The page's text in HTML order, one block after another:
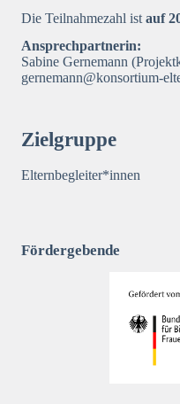
Die Teilnahmezahl ist auf
Ansprechpartnerin:
Sabine Gernemann
gernemann@konsortium-
Zielgruppe
Elternbegleiter*innen
Fördergebende